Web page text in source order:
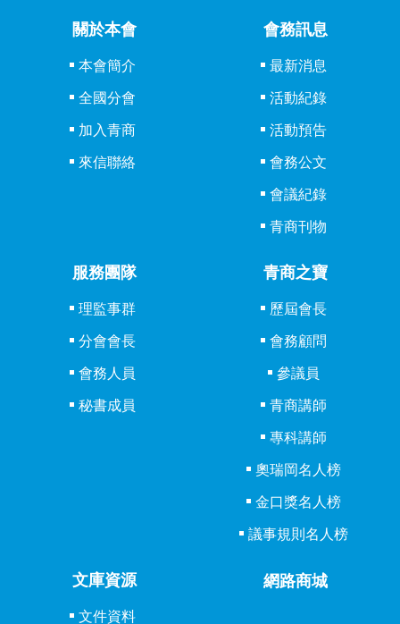
關於本會
本會簡介
全國分會
加入青商
來信聯絡
會務訊息
最新消息
活動紀錄
活動預告
會務公文
會議紀錄
青商刊物
服務團隊
理監事群
分會會長
會務人員
秘書成員
青商之寶
歷屆會長
會務顧問
參議員
青商講師
專科講師
奧瑞岡名人榜
金口獎名人榜
議事規則名人榜
文庫資源
文件資料
網路商城